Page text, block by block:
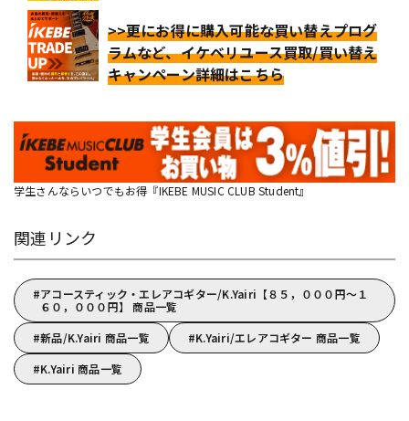
>>更にお得に購入可能な買い替えプログ
ラムなど、イケベリユース買取/買い替え
キャンペーン詳細はこちら
学生さんならいつでもお得『IKEBE MUSIC CLUB Student』
関連リンク
アコースティック・エレアコギター/K.Yairi【８５，０００円～１
６０，０００円】 商品一覧
新品/K.Yairi 商品一覧
K.Yairi/エレアコギター 商品一覧
K.Yairi 商品一覧